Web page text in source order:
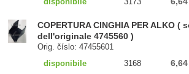
COPERTURA CINGHIA PER ALKO (
dell'originale 4745560 )
Orig. číslo: 47455601
disponibile
3168